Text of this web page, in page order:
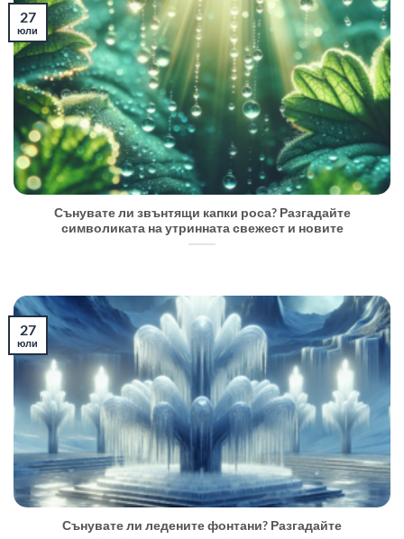
Сънувате ли звънтящи капки роса? Разгадайте
символиката на утринната свежест и новите
27
юли
Сънувате ли ледените фонтани? Разгадайте
27
юли